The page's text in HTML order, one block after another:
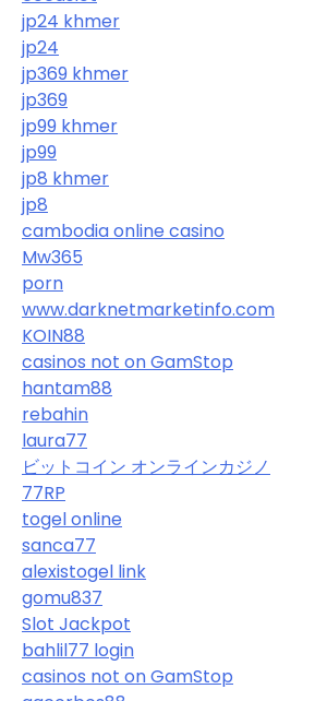
jp24 khmer
jp24
jp369 khmer
jp369
jp99 khmer
jp99
jp8 khmer
jp8
cambodia online casino
Mw365
porn
www.darknetmarketinfo.com
KOIN88
casinos not on GamStop
hantam88
rebahin
laura77
ビットコイン オンラインカジノ
77RP
togel online
sanca77
alexistogel link
gomu837
Slot Jackpot
bahlil77 login
casinos not on GamStop